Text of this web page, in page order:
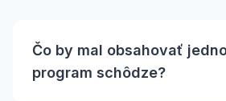
Čo by mal obsahovať
program schôdze?